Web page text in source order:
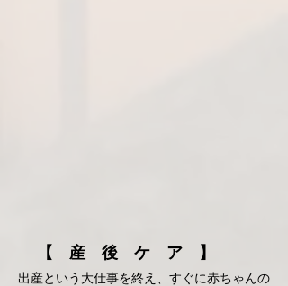
【 産 後 ケ ア 】
出産という大仕事を終え、すぐに赤ちゃんの